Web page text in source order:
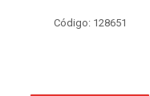
Código: 128651